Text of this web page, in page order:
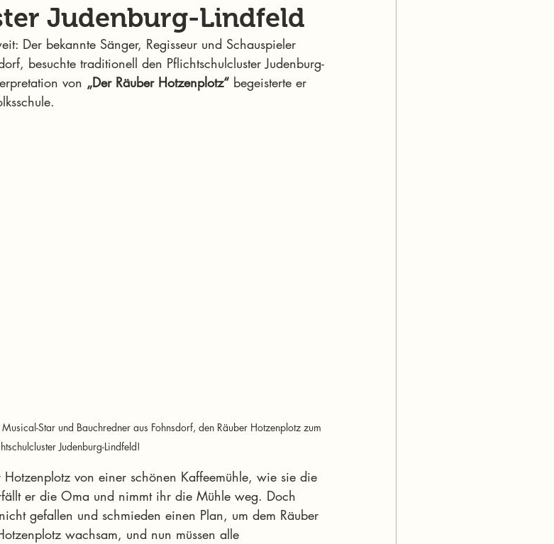
Judenburg-Lindfeld
Der bekannte Sänger, Regisseur und Schauspieler
besuchte traditionell den Pflichtschulcluster Judenburg-
von „Der Räuber Hotzenplotz“ begeisterte er
Star und Bauchredner aus Fohnsdorf, den Räuber Hotzenplotz zum
Judenburg-Lindfeld!
von einer schönen Kaffeemühle, wie sie die
er die Oma und nimmt ihr die Mühle weg. Doch
gefallen und schmieden einen Plan, um dem Räuber
wachsam, und nun müssen alle